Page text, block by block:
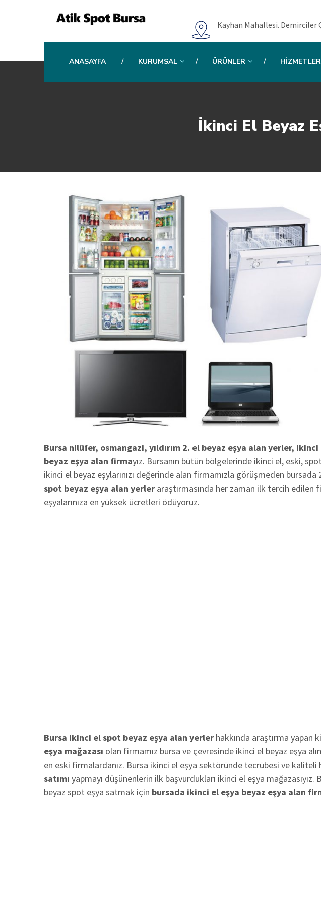
Kayhan Mahallesi. Demirciler
ANASAYFA KURUMSAL ÜRÜNLER
İkinci El Beyaz
Bursa nilüfer, osmangazi, yıldırım 2. el beyaz eşya alan yerler,
beyaz eşya alan firmayız. Bursanın bütün bölgelerinde ikinci el, eski,
ikinci el beyaz eşylarınızı değerinde alan firmamızla görüşmeden bursada
spot beyaz eşya alan yerler araştırmasında her zaman ilk tercih edilen
eşyalarınıza en yüksek ücretleri ödüyoruz.
Bursa ikinci el spot beyaz eşya alan yerler hakkında araştırma yapan
eşya mağazası olan firmamız bursa ve çevresinde ikinci el beyaz eşya
en eski firmalardanız. Bursa ikinci el eşya sektöründe tecrübesi ve kaliteli
satımı yapmayı düşünenlerin ilk başvurdukları ikinci el eşya
beyaz spot eşya satmak için bursada ikinci el eşya beyaz eşya alan